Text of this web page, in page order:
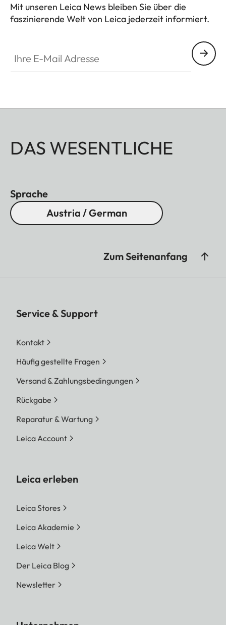
Mit unseren Leica News bleiben Sie über die
faszinierende Welt von Leica jederzeit informiert.
DAS WESENTLICHE
Sprache
Austria / German
Zum Seitenanfang
Service & Support
Kontakt
Häufig gestellte Fragen
Versand & Zahlungsbedingungen
Rückgabe
Reparatur & Wartung
Leica Account
Leica erleben
Leica Stores
Leica Akademie
Leica Welt
Der Leica Blog
Newsletter